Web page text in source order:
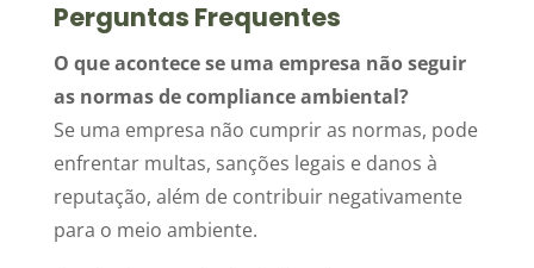
Perguntas Frequentes
O que acontece se uma empresa não seguir
as normas de compliance ambiental?
Se uma empresa não cumprir as normas, pode
enfrentar multas, sanções legais e danos à
reputação, além de contribuir negativamente
para o meio ambiente.